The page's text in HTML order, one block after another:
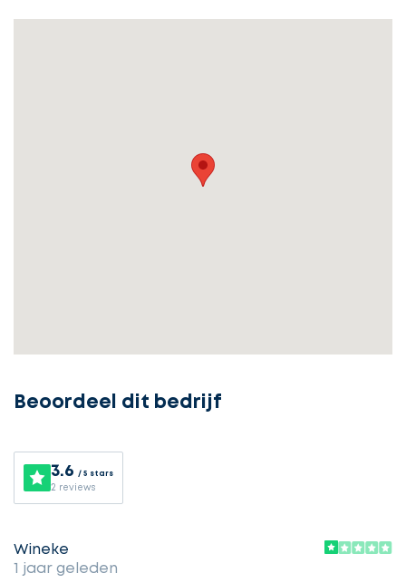
Beoordeel dit bedrijf
3.6 / 5 stars
2 reviews
Wineke
1 jaar geleden
gratis
3